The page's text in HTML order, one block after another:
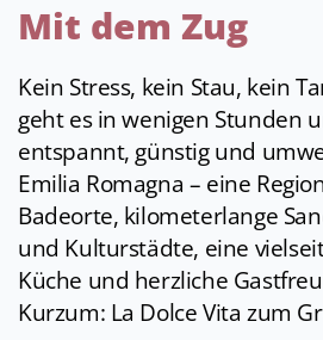
Mit dem Zug
Kein Stress, kein Stau, kein
geht es in wenigen Stunden
entspannt, günstig und
Emilia Romagna – eine
Badeorte, kilometerlange
und Kulturstädte, eine
Küche und herzliche
Kurzum: La Dolce Vita zum